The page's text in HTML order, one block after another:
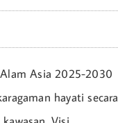
Asia 2025-2030
hayati secara